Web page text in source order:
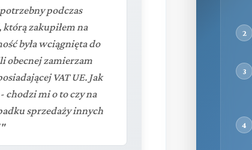
podczas
zakupiłem na
była wciągnięta do
obecnej zamierzam
VAT UE. Jak
chodzi mi o to czy na
sprzedaży innych
2
3
4